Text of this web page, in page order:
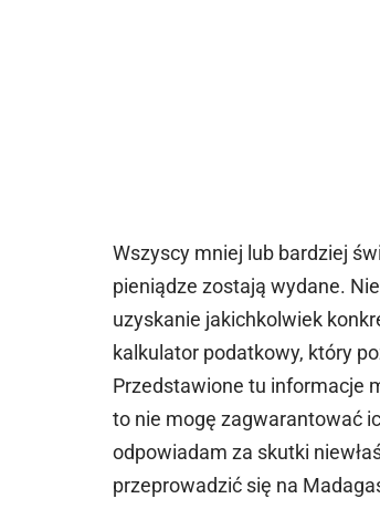
Wszyscy mniej lub bardziej
pieniądze zostają wydane.
uzyskanie jakichkolwiek
kalkulator podatkowy, który
Przedstawione tu informacje
to nie mogę zagwarantować
odpowiadam za skutki
przeprowadzić się na